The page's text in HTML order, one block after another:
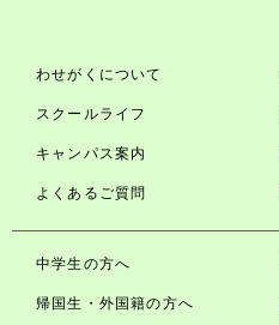
わせがくについて
スクールライフ
キャンパス案内
よくあるご質問
中学生の方へ
帰国生・外国籍の方へ